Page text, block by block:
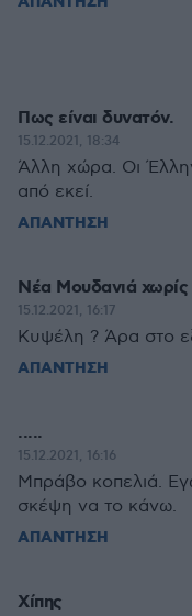
Πως είναι δυνατόν.
15.12.2021, 18:34
Άλλη χώρα. Οι
από εκεί.
ΑΠΑΝΤΗΣΗ
Νέα Μουδανιά
15.12.2021, 16:17
Κυψέλη ? Άρα στο
ΑΠΑΝΤΗΣΗ
.....
15.12.2021, 16:16
Μπράβο κοπελιά.
σκέψη να το κάνω.
ΑΠΑΝΤΗΣΗ
Χίπης